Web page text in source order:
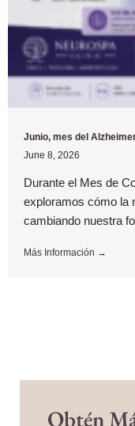
Junio, mes del
June 8, 2026
Durante el Mes de
exploramos cómo la
cambiando nuestra
Más Información →
Obtén